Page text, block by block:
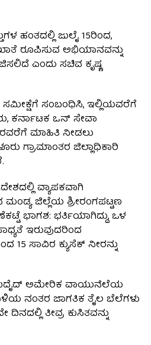
ಹಂತದಲ್ಲಿ ಜುಲೈ 15ರಿಂದ,
ರೂಪಿಸುವ ಅಭಿಯಾನವನ್ನು
ಎಂದು ಸಚಿವ ಕೃಷ್ಣ
ಸಮೀಕ್ಷೆಗೆ ಸಂಬಂಧಿಸಿ, ಇಲ್ಲಿಯವರೆಗೆ
ಕರ್ನಾಟಕ ಒನ್ ಸೇವಾ
ಮಾಹಿತಿ ನೀಡಲು
ಗ್ರಾಮಾಂತರ ಜಿಲ್ಲಾಧಿಕಾರಿ
ವ್ಯಾಪಕವಾಗಿ
ಜಿಲ್ಲೆಯ ಶ್ರೀರಂಗಪಟ್ಟಣ
ಭಾಗಶ: ಭರ್ತಿಯಾಗಿದ್ದು, ಒಳ
ಇರುವುದರಿಂದ
ಸಾವಿರ ಕ್ಯುಸೆಕ್ ನೀರನ್ನು
ಅಮೇರಿಕ ವಾಯುನೆಲೆಯ
ನಂತರ ಜಾಗತಿಕ ತೈಲ ಬೆಲೆಗಳು
ದಿನದಲ್ಲಿ ತೀವ್ರ ಕುಸಿತವನ್ನು